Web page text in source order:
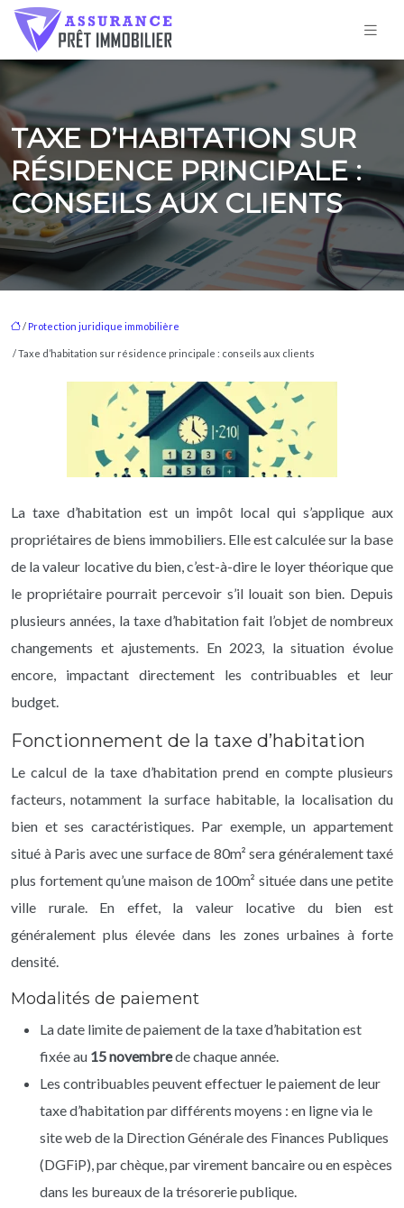
TAXE D’HABITATION SUR
RÉSIDENCE PRINCIPALE :
CONSEILS AUX CLIENTS
/ Protection juridique immobilière
/ Taxe d’habitation sur résidence principale : conseils aux clients
La taxe d’habitation est un impôt local qui s’applique aux
propriétaires de biens immobiliers. Elle est calculée sur la base
de la valeur locative du bien, c’est-à-dire le loyer théorique que
le propriétaire pourrait percevoir s’il louait son bien. Depuis
plusieurs années, la taxe d’habitation fait l’objet de nombreux
changements et ajustements. En 2023, la situation évolue
encore, impactant directement les contribuables et leur
budget.
Fonctionnement de la taxe d’habitation
Le calcul de la taxe d’habitation prend en compte plusieurs
facteurs, notamment la surface habitable, la localisation du
bien et ses caractéristiques. Par exemple, un appartement
situé à Paris avec une surface de 80m² sera généralement taxé
plus fortement qu’une maison de 100m² située dans une petite
ville rurale. En effet, la valeur locative du bien est
généralement plus élevée dans les zones urbaines à forte
densité.
Modalités de paiement
La date limite de paiement de la taxe d’habitation est
fixée au 15 novembrede chaque année.
Les contribuables peuvent effectuer le paiement de leur
taxe d’habitation par différents moyens : en ligne via le
site web de la Direction Générale des Finances Publiques
(DGFiP), par chèque, par virement bancaire ou en espèces
dans les bureaux de la trésorerie publique.